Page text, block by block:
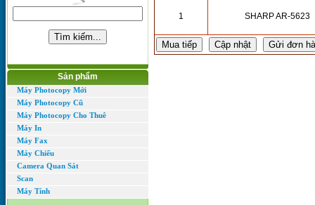
Sản phẩm
Máy Photocopy Mới
Máy Photocopy Cũ
Máy Photocopy Cho Thuê
Máy In
Máy Fax
Máy Chiếu
Camera Quan Sát
Scan
Máy Tính
1 SHARP AR-5623